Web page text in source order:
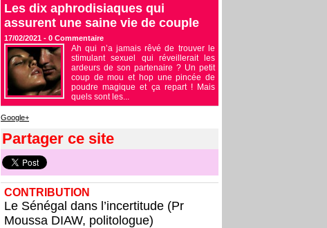
Les dix aphrodisiaques qui
assurent une saine vie de couple
17/02/2021 - 0 Commentaire
Ah qui n’a jamais rêvé de trouver le
stimulant sexuel qui réveillerait les
ardeurs de son partenaire ? Un petit
coup de mou et hop une pincée de
poudre magique et ça repart ! Mais
quels sont les...
Google+
Partager ce site
CONTRIBUTION
Le Sénégal dans l’incertitude (Pr
Moussa DIAW, politologue)